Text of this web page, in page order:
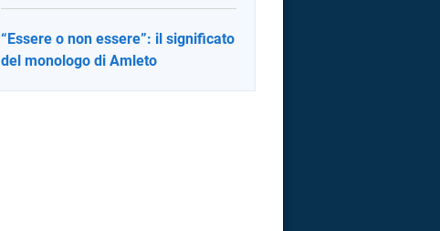
“Essere o non essere”: il significato
del monologo di Amleto